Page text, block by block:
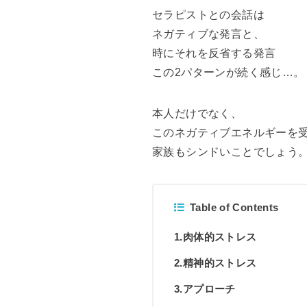
セラピストとの会話は
ネガティブな発言と、
時にそれを反省する発言
この2パターンが続く感じ…。
本人だけでなく、
このネガティブエネルギーを
家族もシンドいことでしょう。
Table of Contents
1.肉体的ストレス
2.精神的ストレス
3.アプローチ